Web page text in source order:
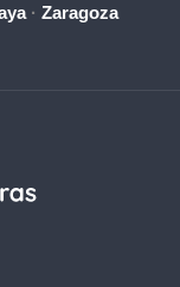
· Zaragoza